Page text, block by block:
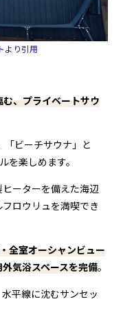
より引用
、プライベートサウ
ビーチサウナ」と
を楽しめます。
ーターを備えた海辺
ロウリュを満喫でき
全室オーシャンビュー
気浴スペースを完備。
平線に沈むサンセッ